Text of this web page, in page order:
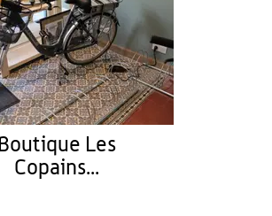
Boutique Les
Copains...